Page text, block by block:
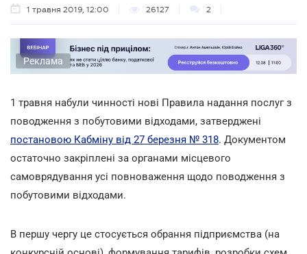
1 травня 2019, 12:00 26127 2
Реклама
1 травня набули чинності нові Правила надання послуг з
поводження з побутовими відходами, затверджені
постановою Кабміну від 27 березня № 318. Документом
остаточно закріплені за органами місцевого
самоврядування усі повноваження щодо поводження з
побутовими відходами.
В першу чергу це стосується обрання підприємства (на